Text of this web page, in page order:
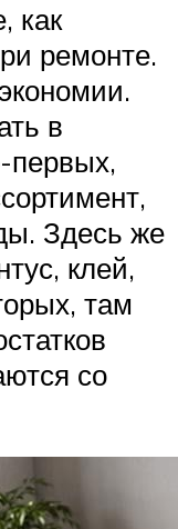
как
ремонте.
в
первых,
Здесь же
клей,
там
со